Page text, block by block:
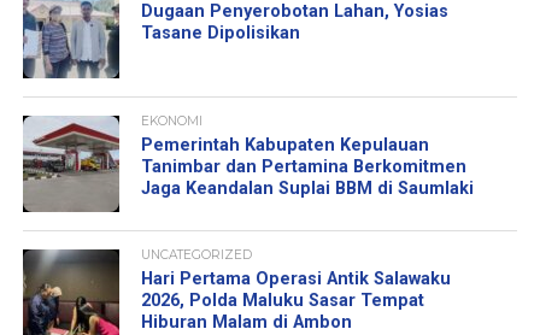
Dugaan Penyerobotan Lahan, Yosias
Tasane Dipolisikan
EKONOMI
Pemerintah Kabupaten Kepulauan
Tanimbar dan Pertamina Berkomitmen
Jaga Keandalan Suplai BBM di Saumlaki
UNCATEGORIZED
Hari Pertama Operasi Antik Salawaku
2026, Polda Maluku Sasar Tempat
Hiburan Malam di Ambon